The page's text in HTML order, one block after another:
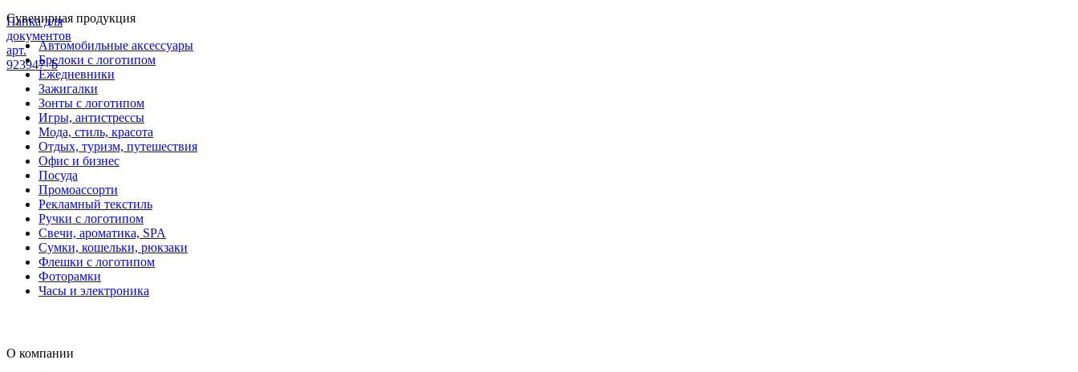
Папка для
документов
арт.
923947_b
Сувенирная продукция
Автомобильные аксессуары
Брелоки с логотипом
Ежедневники
Зажигалки
Зонты с логотипом
Игры, антистрессы
Мода, стиль, красота
Отдых, туризм, путешествия
Офис и бизнес
Посуда
Промоассорти
Рекламный текстиль
Ручки с логотипом
Свечи, ароматика, SPA
Сумки, кошельки, рюкзаки
Флешки с логотипом
Фоторамки
Часы и электроника
О компании